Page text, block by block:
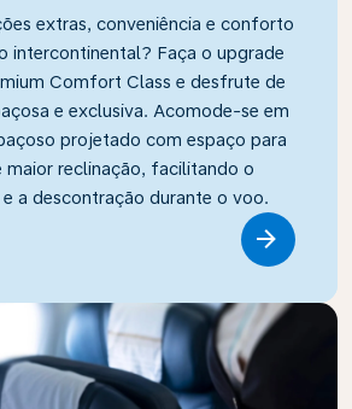
extras, conveniência e conforto
intercontinental? Faça o upgrade
Comfort Class e desfrute de
e exclusiva. Acomode-se em
projetado com espaço para
maior reclinação, facilitando o
a descontração durante o voo.